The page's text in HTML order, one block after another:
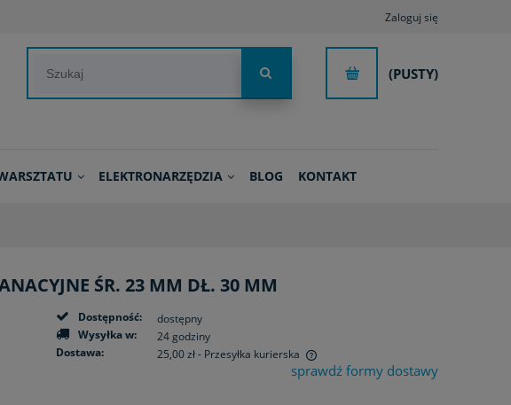
Zaloguj się
(PUSTY)
ELEKTRONARZĘDZIA BLOG KONTAKT
ŚR. 23 MM DŁ. 30 MM
Dostępność:
dostępny
Wysyłka w:
24 godziny
Dostawa:
25,00 zł- Przesyłka kurierska
sprawdź formy dostawy